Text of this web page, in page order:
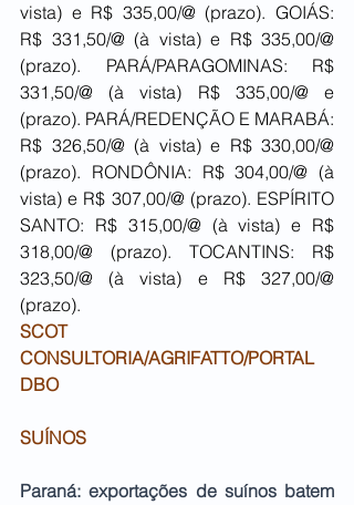
vista) e R$ 335,00/@ (prazo). GOIÁS:
R$ 331,50/@ (à vista) e R$ 335,00/@
(prazo). PARÁ/PARAGOMINAS: R$
331,50/@ (à vista) R$ 335,00/@ e
(prazo). PARÁ/REDENÇÃO E MARABÁ:
R$ 326,50/@ (à vista) e R$ 330,00/@
(prazo). RONDÔNIA: R$ 304,00/@ (à
vista) e R$ 307,00/@ (prazo). ESPÍRITO
SANTO: R$ 315,00/@ (à vista) e R$
318,00/@ (prazo). TOCANTINS: R$
323,50/@ (à vista) e R$ 327,00/@
(prazo).
SCOT
CONSULTORIA/AGRIFATTO/PORTAL
DBO
SUÍNOS
Paraná: exportações de suínos batem